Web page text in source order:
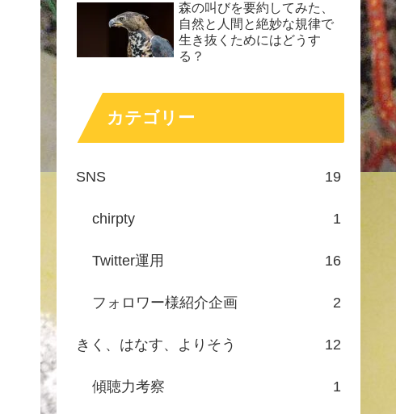
森の叫びを要約してみた、
自然と人間と絶妙な規律で
生き抜くためにはどうす
る？
カテゴリー
SNS 19
chirpty 1
Twitter運用 16
フォロワー様紹介企画 2
きく、はなす、よりそう 12
傾聴力考察 1